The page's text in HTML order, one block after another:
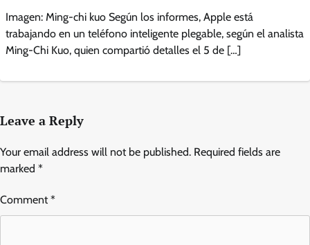
Imagen: Ming-chi kuo Según los informes, Apple está
trabajando en un teléfono inteligente plegable, según el analista
Ming-Chi Kuo, quien compartió detalles el 5 de […]
Leave a Reply
Your email address will not be published. Required fields are
marked *
Comment*